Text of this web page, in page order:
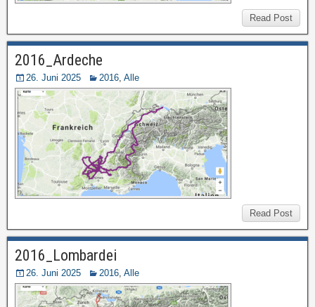
Read Post
2016_Ardeche
26. Juni 2025 2016, Alle
Read Post
2016_Lombardei
26. Juni 2025 2016, Alle